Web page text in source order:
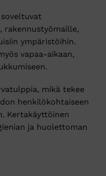
soveltuvat
rakennustyömaille,
ympäristöihin.
vapaa-aikaan,
mikä tekee
henkilökohtaiseen
Kertakäyttöinen
ja huolettoman